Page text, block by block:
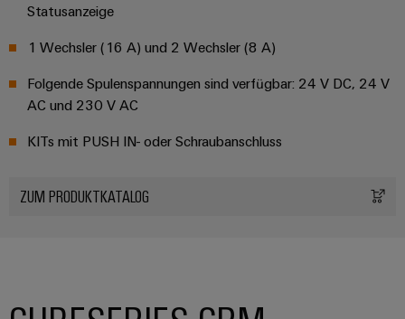
Statusanzeige
1 Wechsler (16 A) und 2 Wechsler (8 A)
Folgende Spulenspannungen sind verfügbar: 24 V DC, 24 V
AC und 230 V AC
KITs mit PUSH IN- oder Schraubanschluss
ZUM PRODUKTKATALOG